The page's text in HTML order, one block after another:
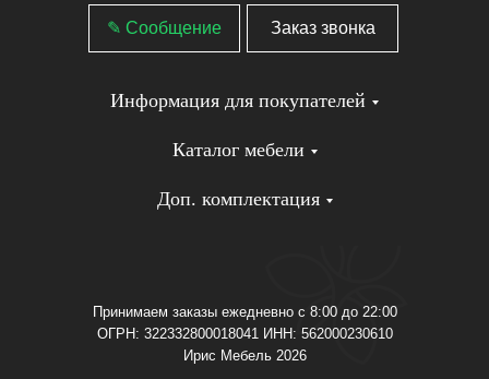
✎ Сообщение Заказ звонка
Информация для покупателей
Каталог мебели
Доп. комплектация
Принимаем заказы ежедневно с 8:00 до 22:00
ОГРН: 322332800018041 ИНН: 562000230610
Ирис Мебель 2026